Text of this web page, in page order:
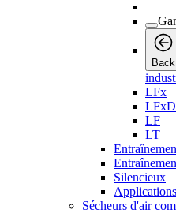
Back
LFx
LFxD
LF
LT
Silencieux
Sécheurs d'air